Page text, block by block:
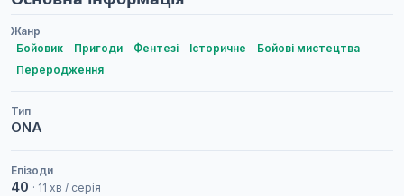
Жанр
Бойовик
Пригоди Фентезі Історичне
Бойові мистецтва
Переродження
Тип
ONA
Епізоди
40 · 11 хв / серія